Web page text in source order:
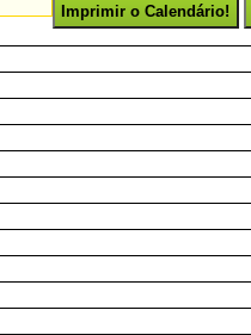
Imprimir o Calendário!